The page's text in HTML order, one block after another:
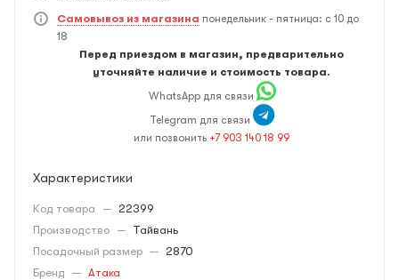
Самовывоз из магазина понедельник - пятница: с 10 до
18
Перед приездом в магазин, предварительно
уточняйте наличие и стоимость товара.
WhatsApp для связи
Telegram для связи
или позвонить +7 903 140 18 99
Характеристики
Код товара — 22399
Производство — Тайвань
Посадочный размер — 2870
Бренд — Атака